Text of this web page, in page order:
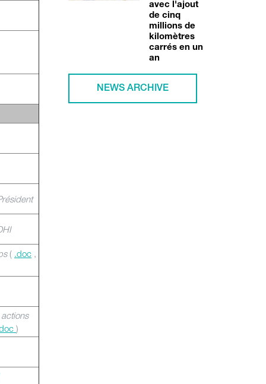
( .doc ,
)
avec l'ajout
de cinq
millions de
kilomètres
carrés en un
an
NEWS ARCHIVE